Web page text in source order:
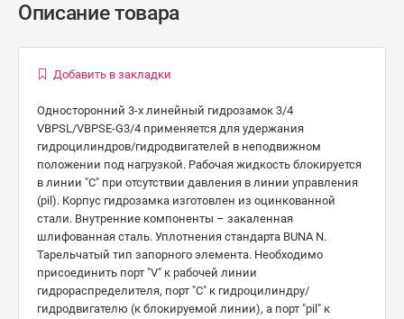
Описание товара
Добавить в закладки
Односторонний 3-х линейный гидрозамок 3/4
VBPSL/VBPSE-G3/4 применяется для удержания
гидроцилиндров/гидродвигателей в неподвижном
положении под нагрузкой. Рабочая жидкость блокируется
в линии "C" при отсутствии давления в линии управления
(pil). Корпус гидрозамка изготовлен из оцинкованной
стали. Внутренние компоненты – закаленная
шлифованная сталь. Уплотнения стандарта BUNA N.
Тарельчатый тип запорного элемента. Необходимо
присоединить порт "V" к рабочей линии
гидрораспределителя, порт "C" к гидроцилиндру/
гидродвигателю (к блокируемой линии), а порт "pil" к